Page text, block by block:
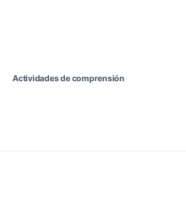
Actividades de comprensión